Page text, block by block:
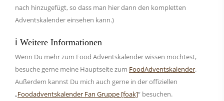
nach hinzugefügt, so dass man hier dann den kompletten
Adventskalender einsehen kann.)
ℹ️ Weitere Informationen
Wenn Du mehr zum Food Adventskalender wissen möchtest,
besuche gerne meine Hauptseite zum FoodAdventskalender.
Außerdem kannst Du mich auch gerne in der offiziellen
„Foodadventskalender Fan Gruppe [foak]“ besuchen.